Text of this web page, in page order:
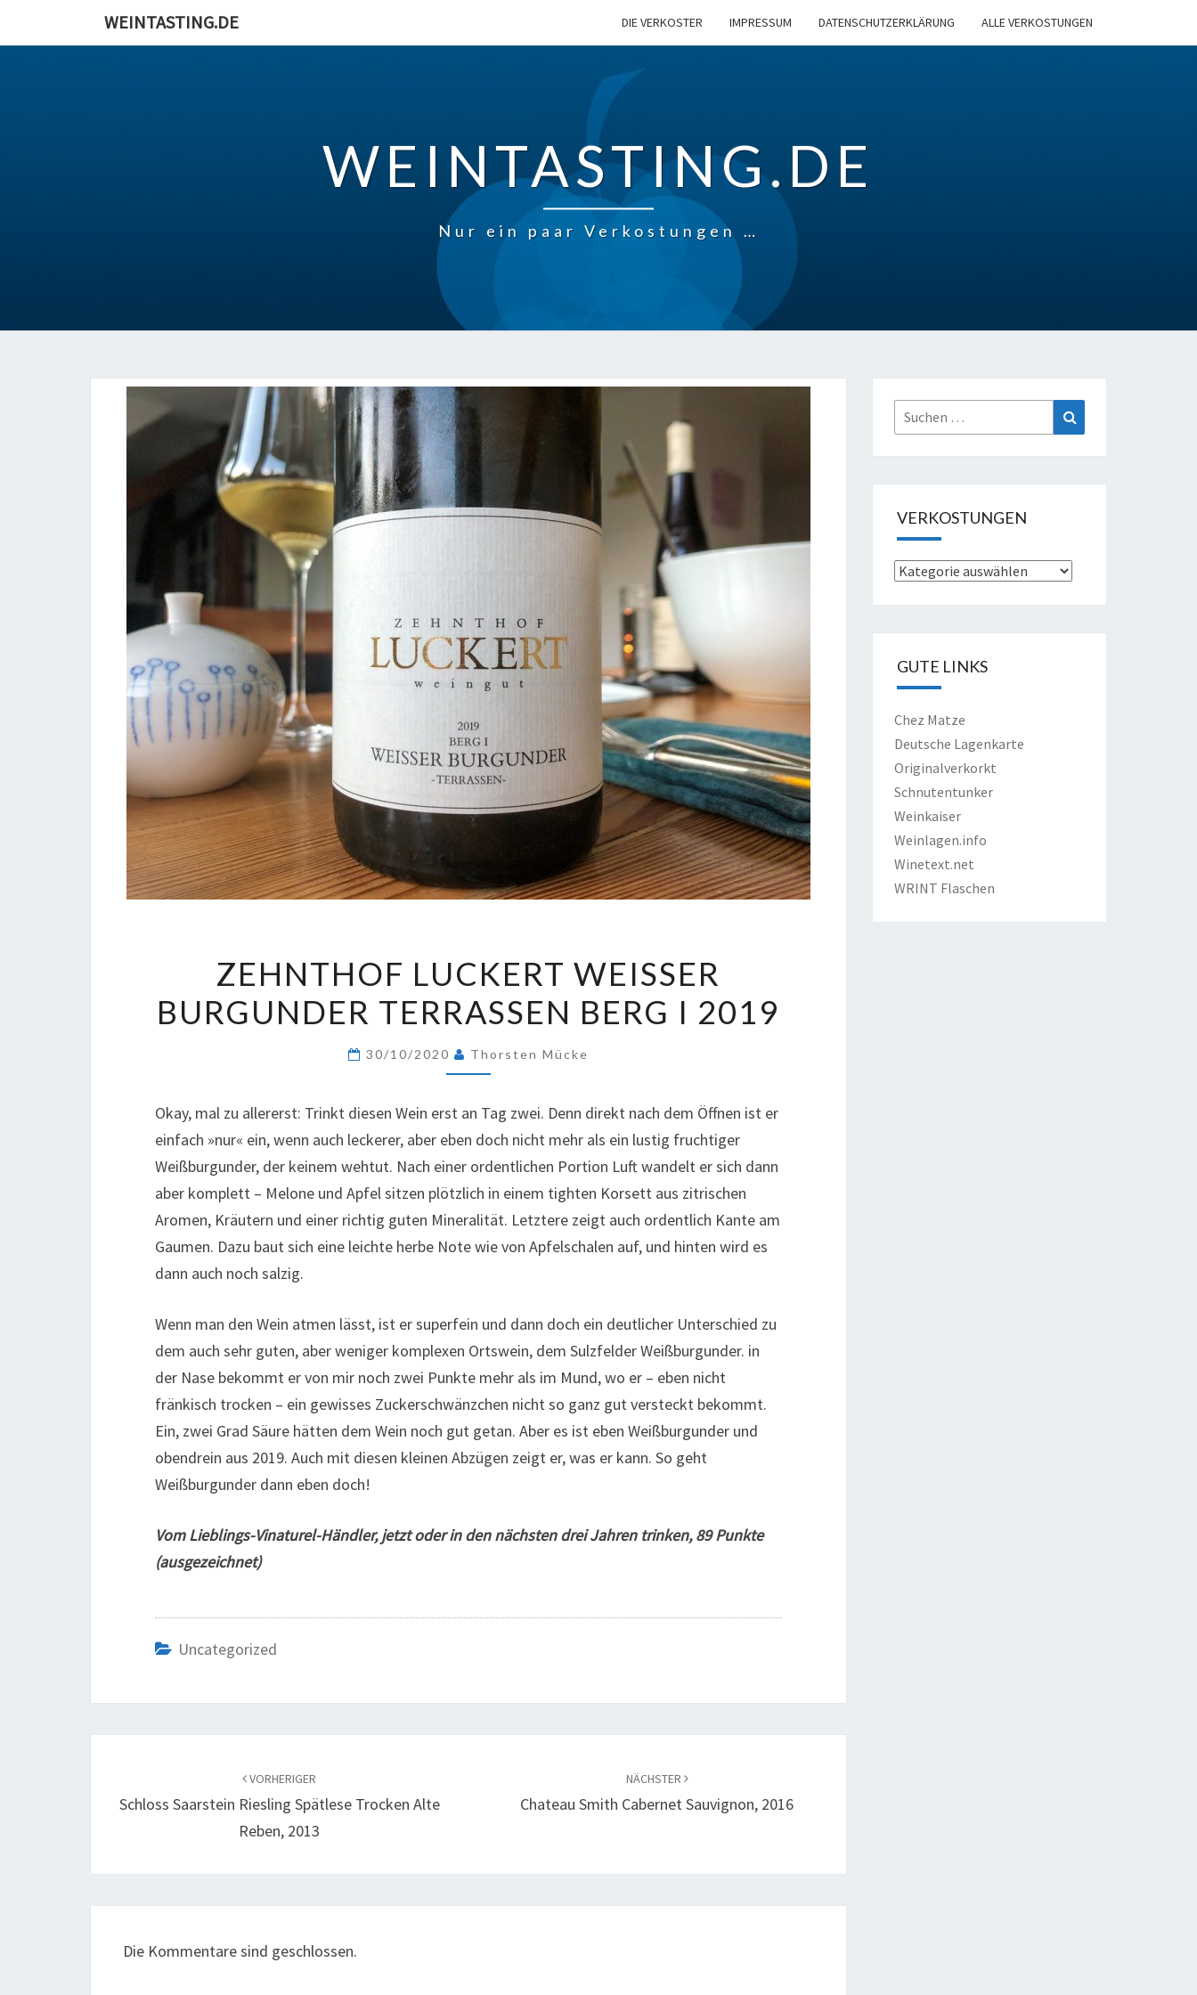
WEINTASTING.DE DIE VERKOSTER IMPRESSUM DATENSCHUTZERKLÄRUNG ALLE VERKOSTUNGEN
WEINTASTING.DE
Nur ein paar Verkostungen …
LUCKERT
WEISSER
BURGUNDER
TERRASSEN
I
2019
ZEHNTHOF LUCKERT WEISSER
BURGUNDER TERRASSEN BERG I 2019
30/10/2020 Thorsten Mücke
Okay, mal zu allererst: Trinkt diesen Wein erst an Tag zwei. Denn direkt nach dem Öffnen ist er
einfach »nur« ein, wenn auch leckerer, aber eben doch nicht mehr als ein lustig fruchtiger
Weißburgunder, der keinem wehtut. Nach einer ordentlichen Portion Luft wandelt er sich dann
aber komplett – Melone und Apfel sitzen plötzlich in einem tighten Korsett aus zitrischen
Aromen, Kräutern und einer richtig guten Mineralität. Letztere zeigt auch ordentlich Kante am
Gaumen. Dazu baut sich eine leichte herbe Note wie von Apfelschalen auf, und hinten wird es
dann auch noch salzig.
Wenn man den Wein atmen lässt, ist er superfein und dann doch ein deutlicher Unterschied zu
dem auch sehr guten, aber weniger komplexen Ortswein, dem Sulzfelder Weißburgunder. in
der Nase bekommt er von mir noch zwei Punkte mehr als im Mund, wo er – eben nicht
fränkisch trocken – ein gewisses Zuckerschwänzchen nicht so ganz gut versteckt bekommt.
Ein, zwei Grad Säure hätten dem Wein noch gut getan. Aber es ist eben Weißburgunder und
obendrein aus 2019. Auch mit diesen kleinen Abzügen zeigt er, was er kann. So geht
Weißburgunder dann eben doch!
Vom Lieblings-Vinaturel-Händler, jetzt oder in den nächsten drei Jahren trinken, 89 Punkte
(ausgezeichnet)
Uncategorized
VORHERIGER
Schloss Saarstein Riesling Spätlese Trocken Alte
Reben, 2013
NÄCHSTER
Chateau Smith Cabernet Sauvignon, 2016
Die Kommentare sind geschlossen.
Suche
nach:
VERKOSTUNGEN
Verkostungen
GUTE LINKS
Chez Matze
Deutsche Lagenkarte
Originalverkorkt
Schnutentunker
Weinkaiser
Weinlagen.info
Winetext.net
WRINT Flaschen